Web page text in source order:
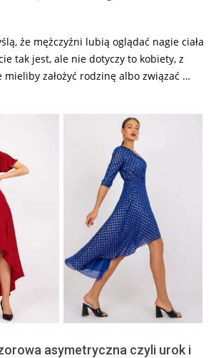
że mężczyźni lubią oglądać nagie ciała
tak jest, ale nie dotyczy to kobiety, z
założyć rodzinę albo związać …
asymetryczna czyli urok i